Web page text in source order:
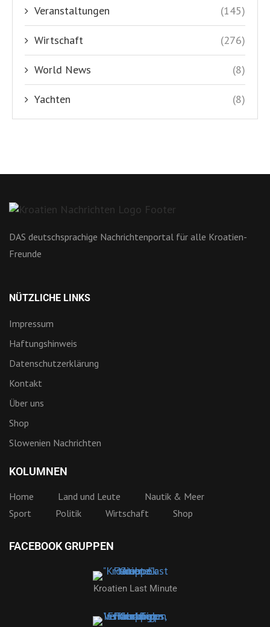
Veranstaltungen (145)
Wirtschaft (276)
World News (8)
Yachten (8)
DAS deutschsprachige Nachrichtenportal für alle Kroatien-
Freunde
NÜTZLICHE LINKS
Impressum
Haftungshinweis
Datenschutzerklärung
Kontakt
Über uns
Shop
Slowenien Nachrichten
KOLUMNEN
Home Land und Leute
Nautik & Meer
Sport
Politik Wirtschaft Shop
FACEBOOK GRUPPEN
Kroatien Last Minute